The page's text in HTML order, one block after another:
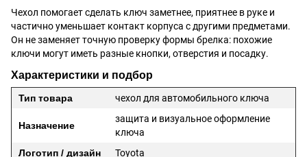
Чехол помогает сделать ключ заметнее, приятнее в руке и
частично уменьшает контакт корпуса с другими предметами.
Он не заменяет точную проверку формы брелка: похожие
ключи могут иметь разные кнопки, отверстия и посадку.
Характеристики и подбор
Тип товара чехол для автомобильного ключа
Назначение
защита и визуальное оформление
ключа
Логотип / дизайн
Toyota